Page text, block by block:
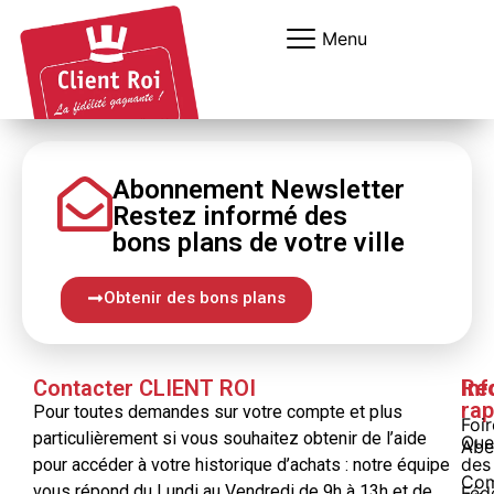
Menu
Abonnement Newsletter
Restez informé des
bons plans de votre ville
Obtenir des bons plans
Contacter CLIENT ROI
Pour toutes demandes sur votre compte et plus
particulièrement si vous souhaitez obtenir de l’aide
pour accéder à votre historique d’achats : notre équipe des
Panneau de gestion des cookies